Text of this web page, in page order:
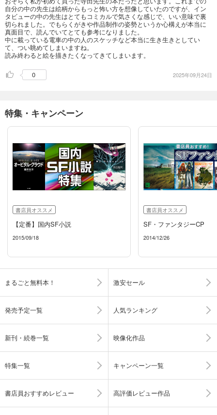
自分の中の先生は絵柄からもっと怖い方を想像していたのですが、イン
タビューの中の先生はとてもコミカルで気さくな感じで、いい意味で裏
切られました。でもらくがきや作品制作の姿勢というか心構えが本当に
真面目で、読んでいてとても参考になりました。
中に載っている電車の中の人のスケッチなど本当に生き生きとしてい
て、つい眺めてしまいますね。
読み終わると絵を描きたくなってきてしまいます。
0 2025年09月24日
特集・キャンペーン
書店員オススメ
【定番】国内SF小説
2015/09/18
書店員オススメ
SF・ファンタジーCP
2014/12/26
まるごと無料本！ 激安セール
発売予定一覧 人気ランキング
新刊・続巻一覧 映像化作品
特集一覧 キャンペーン一覧
書店員おすすめレビュー 高評価レビュー作品